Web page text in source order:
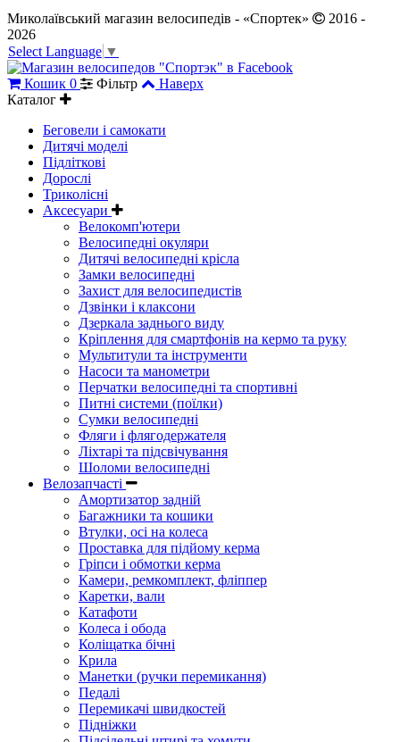
Миколаївський магазин велосипедів - «Спортек»
2016 -
2026
Select Language ▼
Кошик 0 Фільтр
Наверх
Каталог
Беговели і самокати
Дитячі моделі
Підліткові
Дорослі
Триколісні
Аксесуари
Велокомп'ютери
Велосипедні окуляри
Дитячі велосипедні крісла
Замки велосипедні
Захист для велосипедистів
Дзвінки і клаксони
Дзеркала заднього виду
Кріплення для смартфонів на кермо та руку
Мультитули та інструменти
Насоси та манометри
Перчатки велосипедні та спортивні
Питні системи (поїлки)
Сумки велосипедні
Фляги і флягодержателя
Ліхтарі та підсвічування
Шоломи велосипедні
Велозапчасті
Амортизатор задній
Багажники та кошики
Втулки, осі на колеса
Проставка для підйому керма
Гріпси і обмотки керма
Камери, ремкомплект, фліппер
Каретки, вали
Катафоти
Колеса і обода
Коліщатка бічні
Крила
Манетки (ручки перемикання)
Педалі
Перемикачі швидкостей
Підніжки